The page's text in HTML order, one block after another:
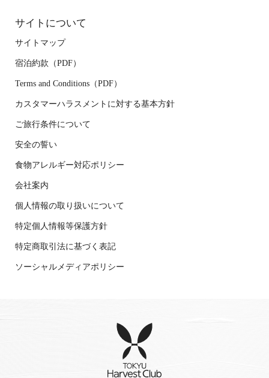
サイトについて
サイトマップ
宿泊約款（PDF）
Terms and Conditions（PDF）
カスタマーハラスメントに対する基本方針
ご旅行条件について
安全の誓い
食物アレルギー対応ポリシー
会社案内
個人情報の取り扱いについて
特定個人情報等保護方針
特定商取引法に基づく表記
ソーシャルメディアポリシー